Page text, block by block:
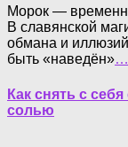
Морок —
В славянской
обмана и
быть «наведён»…
Как снять с
солью